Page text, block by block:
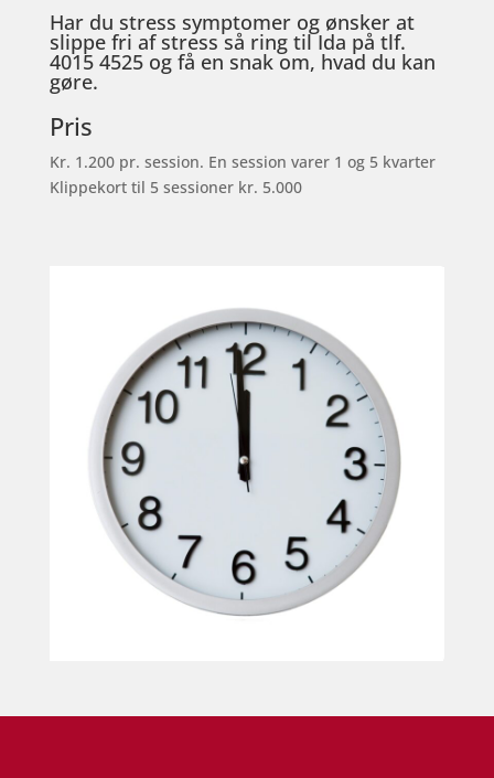
Har du stress symptomer og ønsker at
slippe fri af stress så ring til Ida på tlf.
4015 4525 og få en snak om, hvad du kan
gøre.
Pris
Kr. 1.200 pr. session. En session varer 1 og 5 kvarter
Klippekort til 5 sessioner kr. 5.000